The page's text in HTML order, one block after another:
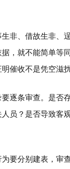
非、借故生非、
，就不能简单等
催收不是凭空滋扰
逐条审查。是否
员？是否导致客
要分别建表，审